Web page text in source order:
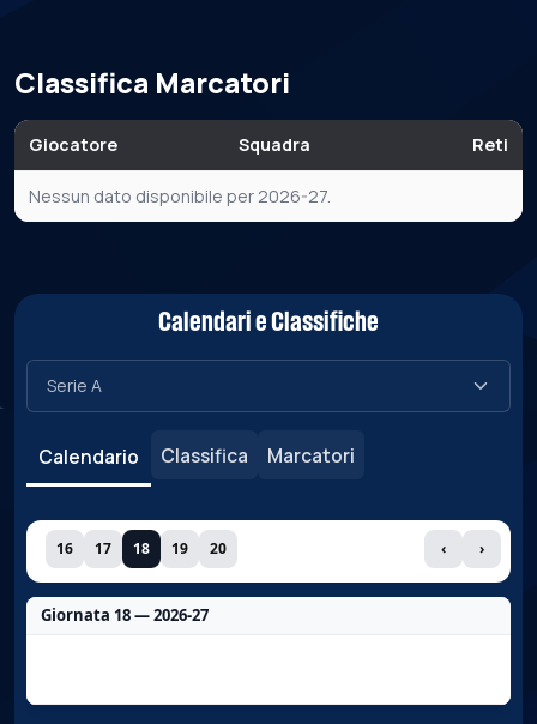
Classifica Marcatori
Giocatore Squadra Reti
Nessun dato disponibile per 2026-27.
Calendari e Classifiche
Calendario Classifica Marcatori
16 17 18 19 20 ‹ ›
Giornata 18 — 2026-27